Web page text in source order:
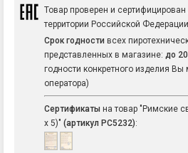
Товар проверен и
территории Российской Федерации
Срок годности всех
представленных в магазине: до
годности конкретного изделия Вы
оператора)
Сертификаты на товар "Римские
х 5)" (артикул РС5232):